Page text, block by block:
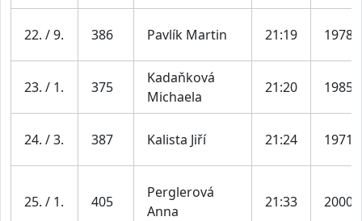
22. / 9. 386 Pavlík Martin 21:19 1978
23. / 1. 375
Kadaňková
Michaela
21:20 1985
24. / 3. 387 Kalista Jiří 21:24 1971
25. / 1. 405
Perglerová
Anna
21:33 2000